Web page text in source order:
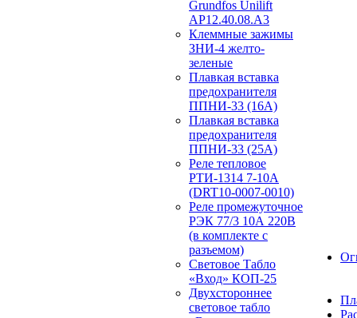
Grundfos Unilift
АP12.40.08.A3
Клеммные зажимы
ЗНИ-4 желто-
зеленые
Плавкая вставка
предохранителя
ППНИ-33 (16А)
Плавкая вставка
предохранителя
ППНИ-33 (25А)
Реле тепловое
РТИ-1314 7-10А
(DRT10-0007-0010)
Реле промежуточное
РЭК 77/3 10А 220В
(в комплекте с
разъемом)
Световое Табло
«Вход» КОП-25
Двухстороннее
световое табло